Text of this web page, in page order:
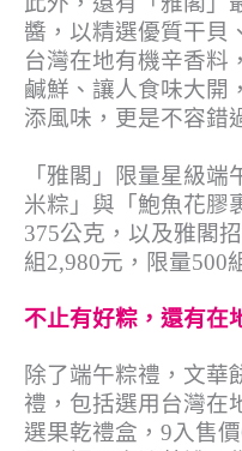
醬，以精選優質干貝
台灣在地有機辛香料
鹹鮮、讓人食味大開
添風味，更是不容錯
「雅閣」限量星級
米粽」與「鮑魚花膠
375公克，以及雅閣
組2,980元，限量500
不止有好粽，還有在
除了端午粽禮，文華
禮，包括選用台灣在
選果乾禮盒，9入售